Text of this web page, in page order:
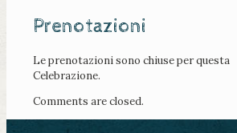
Prenotazioni
Le prenotazioni sono chiuse per questa
Celebrazione.
Comments are closed.